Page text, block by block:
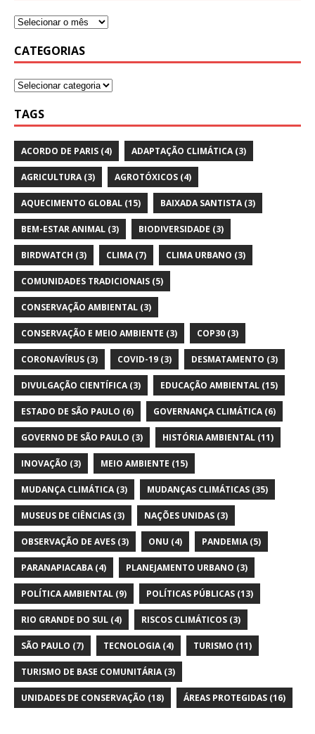
CATEGORIAS
TAGS
ACORDO DE PARIS (4) ADAPTAÇÃO CLIMÁTICA(3)
AGRICULTURA(3) AGROTÓXICOS (4)
AQUECIMENTO GLOBAL (15) BAIXADA SANTISTA(3)
BEM-ESTAR ANIMAL (3) BIODIVERSIDADE (3)
BIRDWATCH (3) CLIMA(7) CLIMA URBANO (3)
COMUNIDADES TRADICIONAIS (5)
CONSERVAÇÃO AMBIENTAL (3)
CONSERVAÇÃO E MEIO AMBIENTE (3) COP30 (3)
CORONAVÍRUS (3) COVID-19 (3) DESMATAMENTO (3)
DIVULGAÇÃO CIENTÍFICA(3) EDUCAÇÃO AMBIENTAL (15)
ESTADO DE SÃO PAULO (6) GOVERNANÇA CLIMÁTICA(6)
GOVERNO DE SÃO PAULO (3) HISTÓRIA AMBIENTAL (11)
INOVAÇÃO (3) MEIO AMBIENTE (15)
MUDANÇA CLIMÁTICA(3) MUDANÇAS CLIMÁTICAS (35)
MUSEUS DE CIÊNCIAS (3) NAÇÕES UNIDAS (3)
OBSERVAÇÃO DE AVES (3) ONU (4) PANDEMIA(5)
PARANAPIACABA(4) PLANEJAMENTO URBANO (3)
POLÍTICA AMBIENTAL (9) POLÍTICAS PÚBLICAS (13)
RIO GRANDE DO SUL (4) RISCOS CLIMÁTICOS (3)
SÃO PAULO (7) TECNOLOGIA(4) TURISMO (11)
TURISMO DE BASE COMUNITÁRIA(3)
UNIDADES DE CONSERVAÇÃO (18) ÁREAS PROTEGIDAS (16)